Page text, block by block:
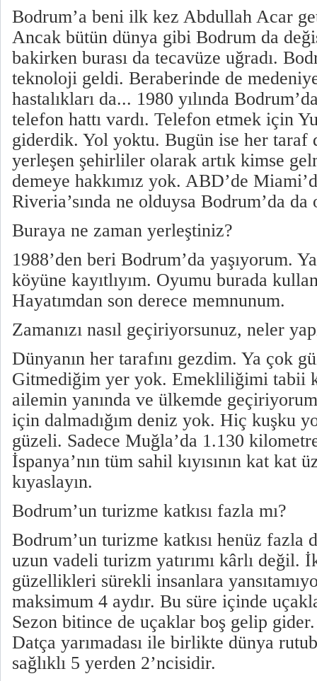
Bodrum’a beni ilk kez Abdullah Acar
Ancak bütün dünya gibi Bodrum da
bakirken burası da tecavüze uğradı.
teknoloji geldi. Beraberinde de
hastalıkları da... 1980 yılında
telefon hattı vardı. Telefon etmek için
giderdik. Yol yoktu. Bugün ise her taraf
yerleşen şehirliler olarak artık kimse
demeye hakkımız yok. ABD’de
Riveria’sında ne olduysa Bodrum’da da
Buraya ne zaman yerleştiniz?
1988’den beri Bodrum’da yaşıyorum.
köyüne kayıtlıyım. Oyumu burada
Hayatımdan son derece memnunum.
Zamanızı nasıl geçiriyorsunuz, neler
Dünyanın her tarafını gezdim. Ya çok
Gitmediğim yer yok. Emekliliğimi tabii
ailemin yanında ve ülkemde
için dalmadığım deniz yok. Hiç kuşku
güzeli. Sadece Muğla’da 1.130
İspanya’nın tüm sahil kıyısının kat kat
kıyaslayın.
Bodrum’un turizme katkısı fazla mı?
Bodrum’un turizme katkısı henüz fazla
uzun vadeli turizm yatırımı kârlı değil.
güzellikleri sürekli insanlara
maksimum 4 aydır. Bu süre içinde
Sezon bitince de uçaklar boş gelip
Datça yarımadası ile birlikte dünya
sağlıklı 5 yerden 2’ncisidir.